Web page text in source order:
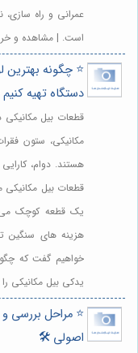
عمرانی و راه سازی،
است. | مشاهده و
⭐️ چگونه بهترین
دستگاه تهیه
قطعات بیل
مکانیکی، ستون
هستند. دوام،
قطعات بیل مکانیکی
یک قطعه کوچک می
هزینه های سنگین
خواهیم گفت که
یدکی بیل مکانیکی
⭐️ مراحل بررسی
اصولی 🛠️